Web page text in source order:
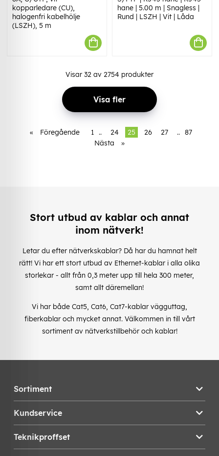
kopparledare (CU),
halogenfri kabelhölje
(LSZH), 5 m
hane | 5.00 m | Snagless |
Rund | LSZH | Vit | Låda
Visar 32 av 2754 produkter
Visa fler
« Föregående 1 .. 24 25 26 27 .. 87
Nästa
»
Stort utbud av kablar och annat
inom nätverk!
Letar du efter nätverkskablar? Då har du hamnat helt
rätt! Vi har ett stort utbud av Ethernet-kablar i alla olika
storlekar - allt från 0,3 meter upp till hela 300 meter,
samt allt däremellan!
Vi har både Cat5, Cat6, Cat7-kablar vägguttag,
fiberkablar och mycket annat. Välkommen in till vårt
sortiment av nätverkstillbehör och kablar!
Sortiment
Kundservice
Teknikproffset